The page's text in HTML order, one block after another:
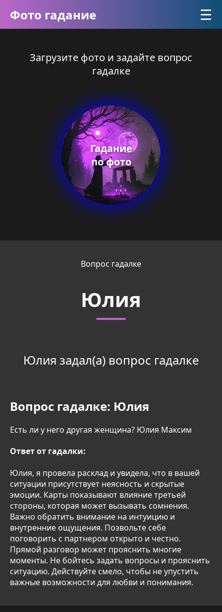
Фото гадание ☰
Загрузите фото и задайте вопрос
гадалке
Гадание
по фото
Вопрос гадалке
Юлия
Юлия задал(а) вопрос гадалке
Вопрос гадалке: Юлия
Есть ли у него другая женщина? Юлия Максим
Ответ от гадалки:
Юлия, я провела расклад и увидела, что в вашей
ситуации присутствует неясность и скрытые
эмоции. Карты показывают влияние третьей
стороны, которая может вызывать сомнения.
Важно обратить внимание на интуицию и
внутренние ощущения. Позвольте себе
поговорить с партнером открыто и честно.
Прямой разговор может прояснить многие
моменты. Не бойтесь задать вопросы и прояснить
ситуацию. Действуйте смело, чтобы не упустить
важные возможности для любви и понимания.